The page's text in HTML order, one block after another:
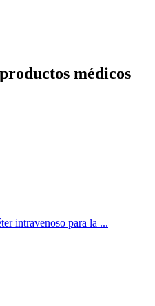
médicos
intravenoso para la ...